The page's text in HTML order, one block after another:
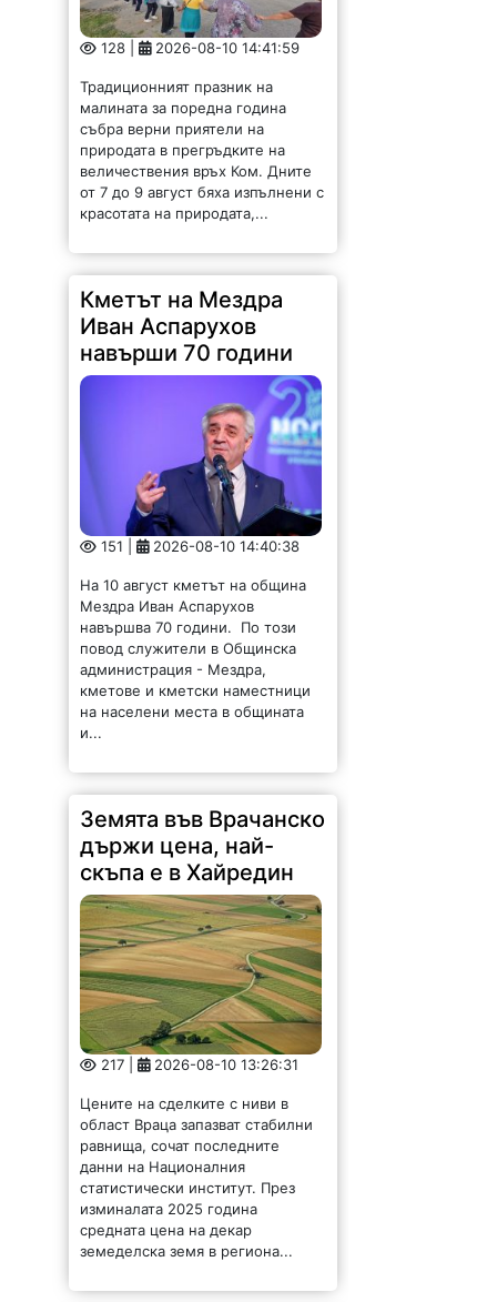
128 | 2026-08-10 14:41:59
Традиционният празник на
малината за поредна година
събра верни приятели на
природата в прегръдките на
величествения връх Ком. Дните
от 7 до 9 август бяха изпълнени с
красотата на природата,...
Кметът на Мездра
Иван Аспарухов
навърши 70 години
151 | 2026-08-10 14:40:38
На 10 август кметът на община
Мездра Иван Аспарухов
навършва 70 години. По този
повод служители в Общинска
администрация - Мездра,
кметове и кметски наместници
на населени места в общината
и...
Земята във Врачанско
държи цена, най-
скъпа е в Хайредин
217 | 2026-08-10 13:26:31
Цените на сделките с ниви в
област Враца запазват стабилни
равнища, сочат последните
данни на Националния
статистически институт. През
изминалата 2025 година
средната цена на декар
земеделска земя в региона...